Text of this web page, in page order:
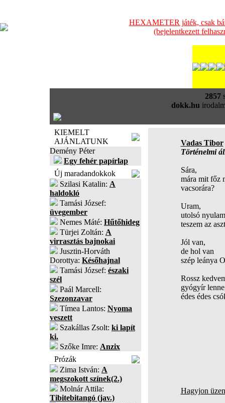
HEXAMETER játék, csak
(bejelentkezett
2857
dokk.hu
KIEMELT
AJÁNLATUNK
Demény Péter
Egy fehér papírlap
Új maradandokkok
Szilasi Katalin: A
haldokló
Tamási József:
üvegember
Nemes Máté: Hűtőhideg
Türjei Zoltán: A
virrasztás bajnokai
Jusztin-Horváth
Dorottya: Későhajnal
Tamási József: északi
szél
Paál Marcell:
Szezonzavar
Tímea Lantos: Nyoma
veszett
Szakállas Zsolt: ki lapít
ki.
Szőke Imre: Anzix
Prózák
Zima István: A
megszokott színek(2.)
Molnár Attila:
Tibitebitangó (jav.)
Vadas Tibor
Történelmi
Sára,
mára mit főz
vacsorára?
Uram,
utolsó nyulam
teszem az
Jól van,
de hol van
szép leánya
Rossz
gyógyír
édes édes
Hagyjon